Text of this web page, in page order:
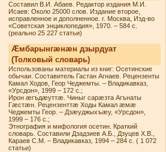
Составил В.И. Абаев. Редактор издания М.И.
Исаев: Около 25000 слов. Издание второе,
исправленное и дополненное. г. Москва, Изд-во
«Советская энциклопедия», 1970. – 584 с.
(реально 25 227 статьи)
Æмбарынгæнæн дзырдуат
(Толковый словарь)
Использованы материалы из книг: Осетинские
обычаи. Составитель Гастан Агнаев. Рецензенты
Камал Ходов, Геор Чеджемты. – Владикавказ,
«Урсдон», 1999 – 172 с.;
Ирон æгъдæуттæ. Чиныг сарæзта Агънаты
Гæстæн. Рецензенттæ Ходы Камал æмæ
Чеджемты Геор. – Дзæуджыхъæу, «Урсдон»,
1999 – 176 с.;
Этнография и мифология осетин. Краткий
словарь. Составили Дзадзиев А.Б., Дзуцев Х.В.,
Караев С.М. – Владикавказ, 1994 – 284 с. ( 1 072
статьи)